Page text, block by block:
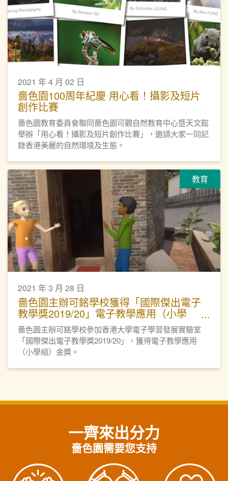
2021 年 4 月 02 日
嗇色園100周年紀慶 用心看！攝影及短片
創作比賽
嗇色園教育委員會聯同嗇色園可觀自然教育中心暨天文館
舉辦「用心看！攝影及短片創作比賽」，邀請大家一同記
錄香港美麗的自然環境及生態。
教育
2021 年 3 月 28 日
嗇色園主辦可銘學校獲得「國際傑出電子
教學獎2019/20」電子教學應用（小學
組）金獎
嗇色園主辦可銘學校參加香港大學電子學習發展實驗室
「國際傑出電子教學獎2019/20」，獲得電子教學應用
（小學組）金獎。
一齊來出分力
嗇色園需要您支持